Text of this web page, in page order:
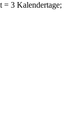
= 3 Kalendertage;